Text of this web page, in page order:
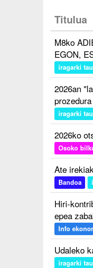
Titulua
M8ko
EGON,
iragarki
2026an
iragarki
2026ko
Osoko
Ate
Bandoa
Hiri-
epea
Info
Udaleko
iragarki